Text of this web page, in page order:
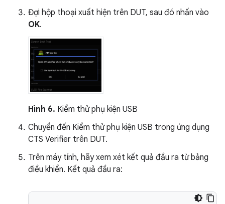
Đợi hộp thoại xuất hiện trên DUT, sau đó nhấn vào
OK.
Hình 6. Kiểm thử phụ kiện USB
Chuyển đến Kiểm thử phụ kiện USB trong ứng dụng
CTS Verifier trên DUT.
Trên máy tính, hãy xem xét kết quả đầu ra từ bảng
điều khiển. Kết quả đầu ra: